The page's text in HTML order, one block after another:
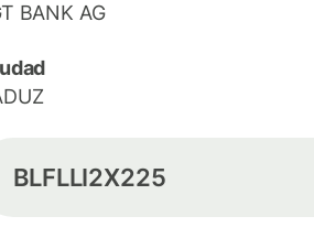
BANK AG
BLFLLI2X225